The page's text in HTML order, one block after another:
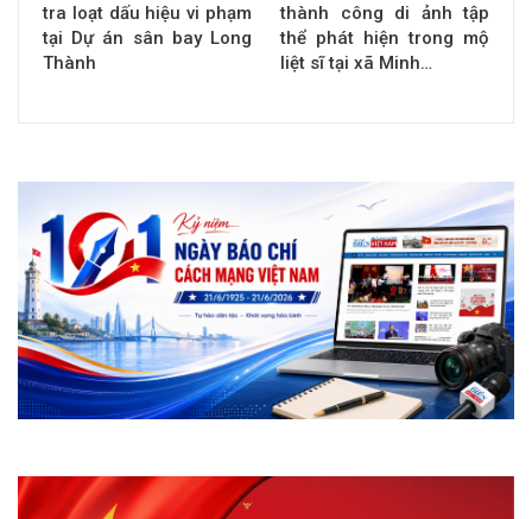
tra loạt dấu hiệu vi phạm
tại Dự án sân bay Long
Thành
thành công di ảnh tập
thể phát hiện trong mộ
liệt sĩ tại xã Minh…